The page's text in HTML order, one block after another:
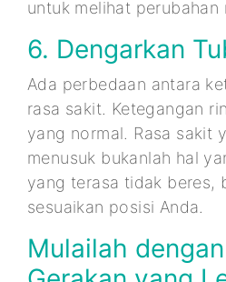
untuk melihat perubahan
6. Dengarkan
Ada perbedaan antara
rasa sakit. Ketegangan
yang normal. Rasa sakit
menusuk bukanlah hal
yang terasa tidak beres,
sesuaikan posisi Anda.
Mulailah